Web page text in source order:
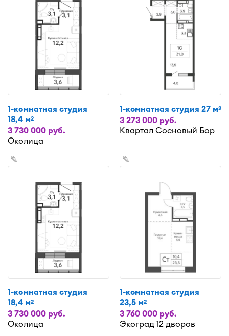
1-комнатная студия
18,4 м2
3 730 000 руб.
Околица
1-комнатная студия 27 м2
3 273 000 руб.
Квартал Сосновый Бор
✎
1-комнатная студия
18,4 м2
3 730 000 руб.
Околица
✎
1-комнатная студия
23,5 м2
3 760 000 руб.
Экоград 12 дворов